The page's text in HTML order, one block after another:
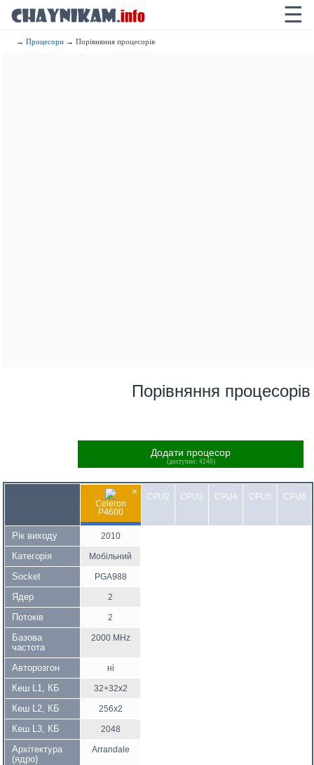
☰
→Процесори → Порівняння процесорів
Порівняння процесорів
Додати процесор
(доступно: 4240)
×
Celeron
P4600
CPU2 CPU3 CPU4 CPU5 CPU6
Рік виходу 2010
Категорія Мобільний
Socket PGA988
Ядер 2
Потоків 2
Базова
частота
2000 MHz
Авторозгон ні
Кеш L1, КБ 32+32x2
Кеш L2, КБ 256x2
Кеш L3, КБ 2048
Архітектура
(ядро)
Arrandale